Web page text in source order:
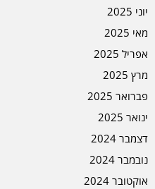
יוני 2025
מאי 2025
אפריל 2025
מרץ 2025
פברואר 2025
ינואר 2025
דצמבר 2024
נובמבר 2024
אוקטובר 2024